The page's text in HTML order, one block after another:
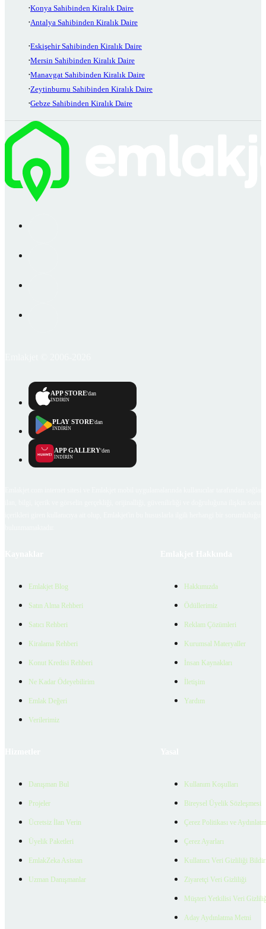
Konya Sahibinden Kiralık Daire
Antalya Sahibinden Kiralık Daire
Eskişehir Sahibinden Kiralık Daire
Mersin Sahibinden Kiralık Daire
Manavgat Sahibinden Kiralık Daire
Zeytinburnu Sahibinden Kiralık Daire
Gebze Sahibinden Kiralık Daire
APP STORE'dan
İNDİRİN
PLAY STORE'dan
İNDİRİN
APP GALLERY'den
İNDİRİN
Emlakjet Blog
Satın Alma Rehberi
Satıcı Rehberi
Kiralama Rehberi
Konut Kredisi Rehberi
Ne Kadar Ödeyebilirim
Emlak Değeri
Verilerimiz
Hakkımızda
Ödüllerimiz
Reklam Çözümleri
Kurumsal Materyaller
İnsan Kaynakları
İletişim
Yardım
Danışman Bul
Projeler
Ücretsiz İlan Verin
Üyelik Paketleri
EmlakZeka Asistan
Uzman Danışmanlar
Kullanım Koşulları
Bireysel Üyelik Sözleşmesi
Çerez Politikası ve
Çerez Ayarları
Kullanıcı Veri Gizliliği
Ziyaretçi Veri Gizliliği
Müşteri Yetkilisi Veri
Aday Aydınlatma Metni